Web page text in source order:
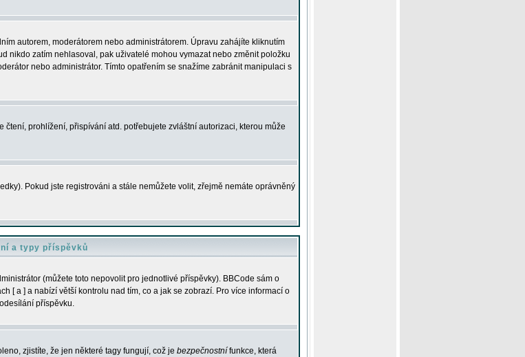
autorem, moderátorem nebo administrátorem. Úpravu zahájíte kliknutím
nikdo zatím nehlasoval, pak uživatelé mohou vymazat nebo změnit položku
nebo administrátor. Tímto opatřením se snažíme zabránit manipulaci s
prohlížení, přispívání atd. potřebujete zvláštní autorizaci, kterou může
Pokud jste registrováni a stále nemůžete volit, zřejmě nemáte oprávněný
a typy příspěvků
(můžete toto nepovolit pro jednotlivé příspěvky). BBCode sám o
[ a ] a nabízí větší kontrolu nad tím, co a jak se zobrazí. Pro více informací o
příspěvku.
zjistíte, že jen některé tagy fungují, což je bezpečnostní funkce, která